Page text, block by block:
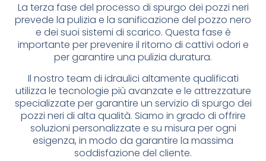
La terza fase del processo di spurgo dei pozzi neri
prevede la pulizia e la sanificazione del pozzo nero
e dei suoi sistemi di scarico. Questa fase è
importante per prevenire il ritorno di cattivi odori e
per garantire una pulizia duratura.
Il nostro team di idraulici altamente qualificati
utilizza le tecnologie più avanzate e le attrezzature
specializzate per garantire un servizio di spurgo dei
pozzi neri di alta qualità. Siamo in grado di offrire
soluzioni personalizzate e su misura per ogni
esigenza, in modo da garantire la massima
soddisfazione del cliente.